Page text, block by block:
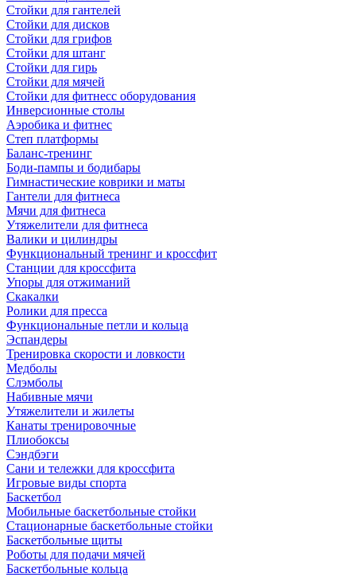
Стойки для гантелей
Стойки для дисков
Стойки для грифов
Стойки для штанг
Стойки для гирь
Стойки для мячей
Стойки для фитнесс оборудования
Инверсионные столы
Аэробика и фитнес
Степ платформы
Баланс-тренинг
Боди-пампы и бодибары
Гимнастические коврики и маты
Гантели для фитнеса
Мячи для фитнеса
Утяжелители для фитнеса
Валики и цилиндры
Функциональный тренинг и кроссфит
Станции для кроссфита
Упоры для отжиманий
Скакалки
Ролики для пресса
Функциональные петли и кольца
Эспандеры
Тренировка скорости и ловкости
Медболы
Слэмболы
Набивные мячи
Утяжелители и жилеты
Канаты тренировочные
Плиобоксы
Сэндбэги
Сани и тележки для кроссфита
Игровые виды спорта
Баскетбол
Мобильные баскетбольные стойки
Стационарные баскетбольные стойки
Баскетбольные щиты
Роботы для подачи мячей
Баскетбольные кольца